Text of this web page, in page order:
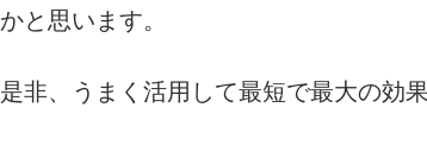
かと思います。
是非、うまく活用して最短で最大の効